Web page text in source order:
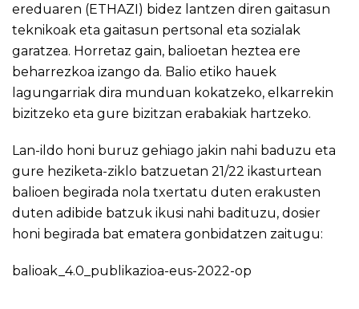
ereduaren (ETHAZI) bidez lantzen diren gaitasun
teknikoak eta gaitasun pertsonal eta sozialak
garatzea. Horretaz gain, balioetan heztea ere
beharrezkoa izango da. Balio etiko hauek
lagungarriak dira munduan kokatzeko, elkarrekin
bizitzeko eta gure bizitzan erabakiak hartzeko.
Lan-ildo honi buruz gehiago jakin nahi baduzu eta
gure heziketa-ziklo batzuetan 21/22 ikasturtean
balioen begirada nola txertatu duten erakusten
duten adibide batzuk ikusi nahi badituzu, dosier
honi begirada bat ematera gonbidatzen zaitugu:
balioak_4.0_publikazioa-eus-2022-op